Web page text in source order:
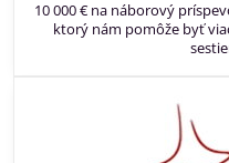
10 000 € na náborový
ktorý nám pomôže byť